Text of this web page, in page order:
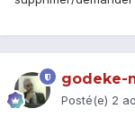
godeke-
Posté(e) 2